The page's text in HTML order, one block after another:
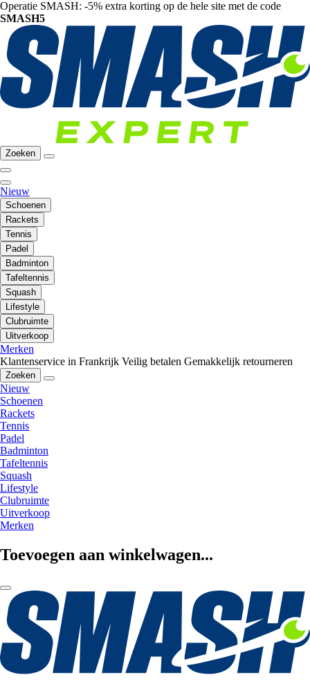
Operatie SMASH: -5% extra korting op de hele site met de code
SMASH5
Zoeken
Nieuw
Schoenen
Rackets
Tennis
Padel
Badminton
Tafeltennis
Squash
Lifestyle
Clubruimte
Uitverkoop
Merken
Klantenservice in Frankrijk Veilig betalen Gemakkelijk retourneren
Zoeken
Nieuw
Schoenen
Rackets
Tennis
Padel
Badminton
Tafeltennis
Squash
Lifestyle
Clubruimte
Uitverkoop
Merken
Toevoegen aan winkelwagen...